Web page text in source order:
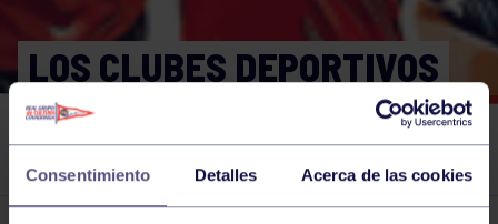
Consentimiento Detalles Acerca de las cookies
LOS CLUBES DEPORTIVOS
PIDEN QUE SE TENGA EN
CUENTA SU OPINIÓN